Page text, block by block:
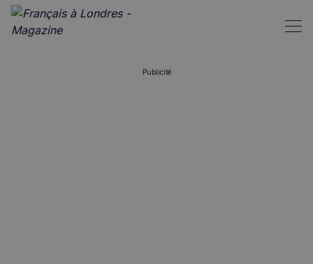
Publicité